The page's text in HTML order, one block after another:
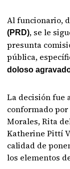
Al funcionario,
(PRD), se le
presunta
pública,
doloso
La decisión fue
conformado
Morales, Rita
Katherine Pittí
calidad de
los elementos